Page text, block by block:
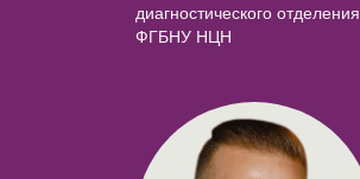
диагностического отделения
ФГБНУ НЦН